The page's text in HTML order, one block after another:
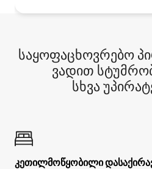
საყოფაცხოვრებო
ვადით
სხვა
კეთილმოწყობილი